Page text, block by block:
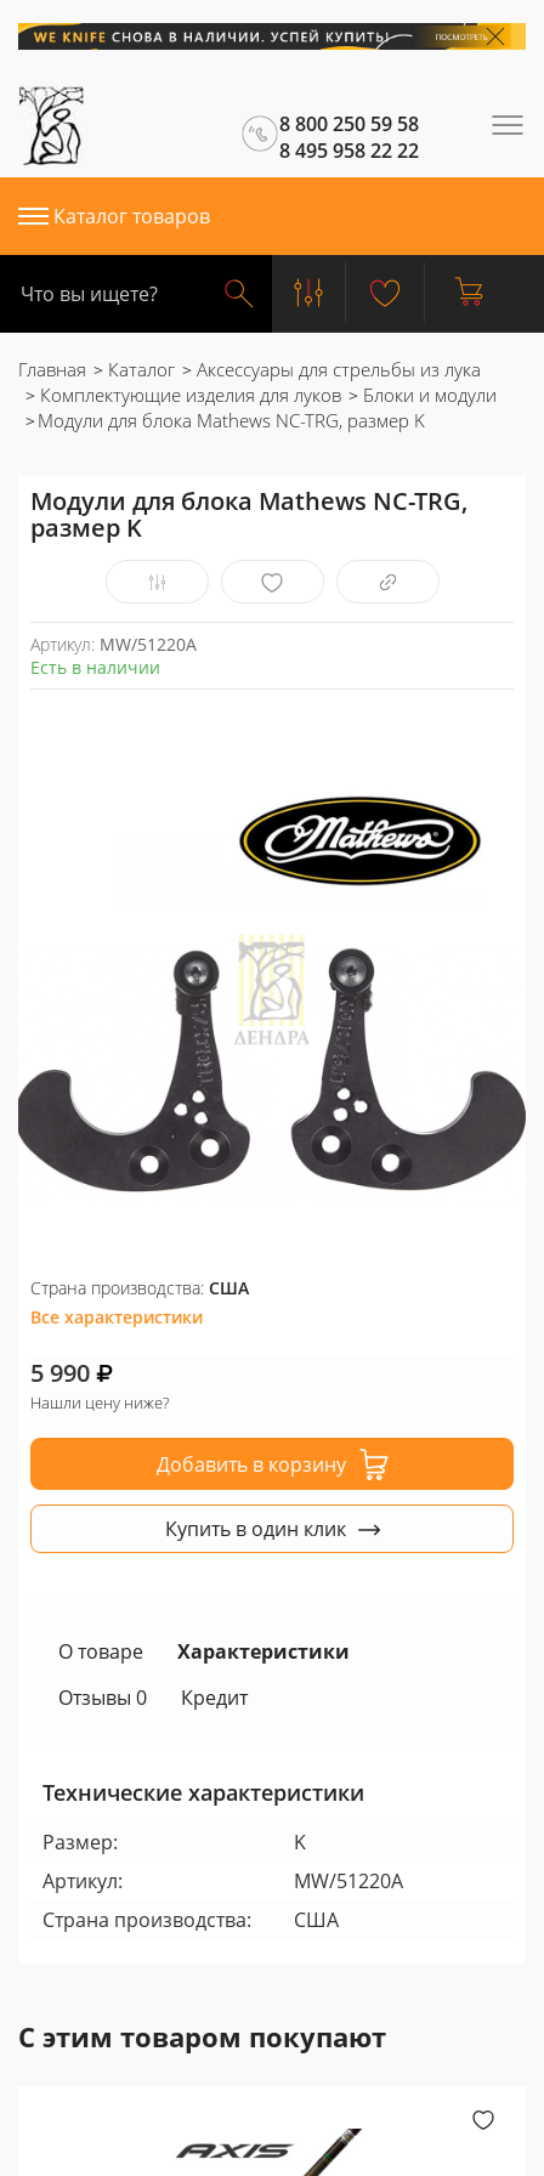
8 800 250 59 58
8 495 958 22 22
Каталог товаров
Главная Каталог
Аксессуары для стрельбы из лука
Комплектующие изделия для луков
Блоки и модули
Модули для блока Mathews NC-TRG, размер K
Модули для блока Mathews NC-TRG,
размер K
Артикул: MW/51220A
Есть в наличии
Страна производства: США
Все характеристики
5 990
Нашли цену ниже?
Добавить в корзину
Купить в один клик
О товаре
Характеристики
Отзывы 0
Кредит
Технические характеристики
Размер:
K
Артикул:
MW/51220A
Страна производства:
США
С этим товаром покупают